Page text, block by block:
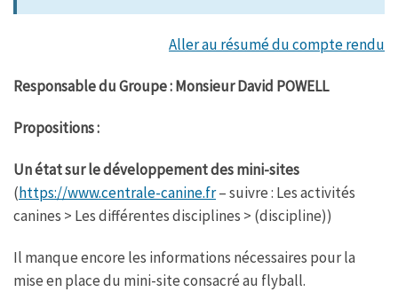
Aller au résumé du compte rendu
Responsable du Groupe : Monsieur David POWELL
Propositions :
Un état sur le développement des mini-sites
(https://www.centrale-canine.fr– suivre : Les activités
canines > Les différentes disciplines > (discipline))
Il manque encore les informations nécessaires pour la
mise en place du mini-site consacré au flyball.